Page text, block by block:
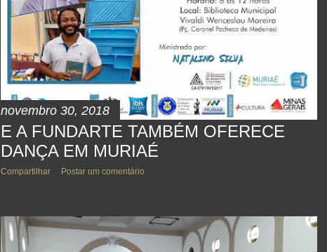
novembro 30, 2018
E A FUNDARTE TAMBÉM OFERECE
DANÇA EM MURIAÉ
Compartilhar Postar um comentário